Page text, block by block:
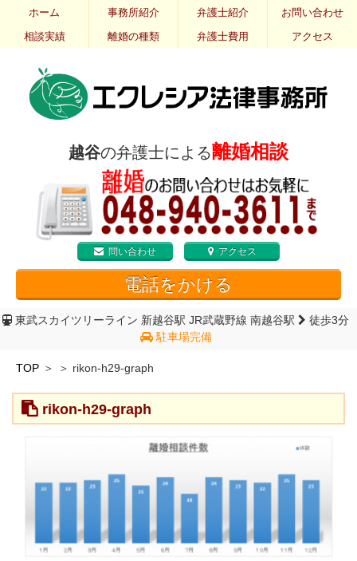
ホーム 事務所紹介 弁護士紹介
お問い合わせ
相談実績
離婚の種類 弁護士費用 アクセス
越谷の弁護士による離婚相談
問い合わせ アクセス
電話をかける
東武スカイツリーライン 新越谷駅 JR武蔵野線 南越谷駅
徒歩3分
駐車場完備
TOP rikon-h29-graph
rikon-h29-graph